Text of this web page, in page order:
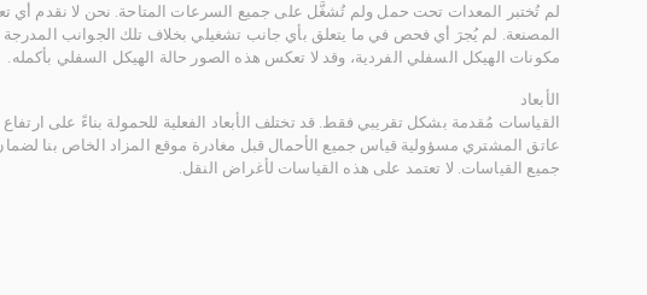
لم تُختبر المعدات تحت حمل ولم تُشغَّل على جميع السرعات المتاحة. نحن لا نقدم
المصنعة. لم يُجرَ أي فحص في ما يتعلق بأي جانب تشغيلي بخلاف تلك الجوانب
مكونات الهيكل السفلي الفردية، وقد لا تعكس هذه الصور حالة الهيكل السفلي بأكمله.
الأبعاد
القياسات مُقدمة بشكل تقريبي فقط. قد تختلف الأبعاد الفعلية للحمولة بناءً على
عاتق المشتري مسؤولية قياس جميع الأحمال قبل مغادرة موقع المزاد الخاص بنا
جميع القياسات. لا تعتمد على هذه القياسات لأغراض النقل.